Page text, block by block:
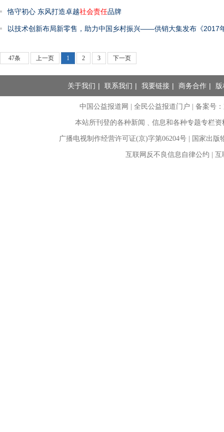
恪守初心 东风打造卓越社会责任品牌
以技术创新布局新零售，助力中国乡村振兴——供销大集发布《2017
47条 上一页 1 2 3 下一页
关于我们 | 联系我们 | 我要链接 | 商务合作 |
中国公益报道网 | 全民公益报道门户 |备案号
本站所刊登的各种新闻﹑信息和各种专题专栏
广播电视制作经营许可证(京)字第06204号 | 国家出
互联网反不良信息自律公约 |